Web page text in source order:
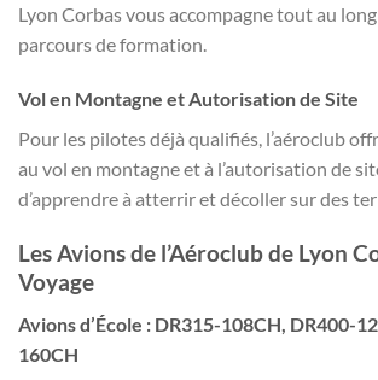
Lyon Corbas vous accompagne tout au
parcours de formation.
Vol en Montagne et Autorisation de Site
Pour les pilotes déjà qualifiés, l’aéroclub
au vol en montagne et à l’autorisation de
d’apprendre à atterrir et décoller sur des
Les Avions de l’Aéroclub de Lyon
Voyage
Avions d’École : DR315-108CH, DR400-
160CH